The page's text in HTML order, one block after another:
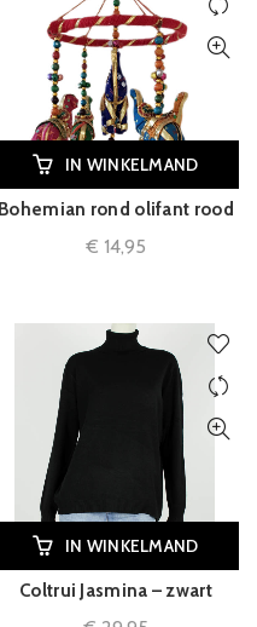
IN WINKELMAND
Bohemian rond olifant rood
€ 14,95
IN WINKELMAND
Coltrui Jasmina – zwart